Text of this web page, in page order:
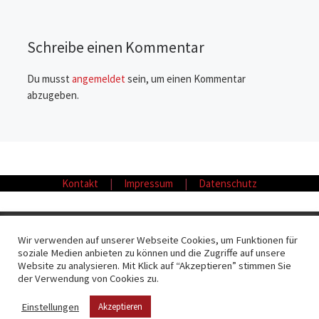
Schreibe einen Kommentar
Du musst angemeldet sein, um einen Kommentar
abzugeben.
© 2026 Fliesen Möller GmbH & Co. KG – Alle Rechte vorbehalten
Präsentiert vonWP– Entworfen mit demCustomizr-Theme
Wir verwenden auf unserer Webseite Cookies, um Funktionen für
soziale Medien anbieten zu können und die Zugriffe auf unsere
Website zu analysieren. Mit Klick auf “Akzeptieren” stimmen Sie
der Verwendung von Cookies zu.
Einstellungen Akzeptieren
Kontakt | Impressum | Datenschutz